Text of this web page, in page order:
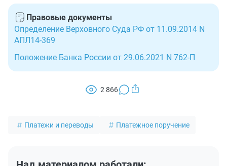
слов, главное, чтобы они соответствовали деловой
практике: дополнительное соглашение — ДС, счет-
фактура — СФ и т.д.
поле 24 следует указать «Без НДС» или «НДС не
облагается». Ставка 0 % не является аналогом этих
формулировок.
Правовые документы
Определение Верховного Суда РФ от 11.09.2014 N
АПЛ14-369
Положение Банка России от 29.06.2021 N 762-П
2 866
Платежи и переводы Платежное поручение